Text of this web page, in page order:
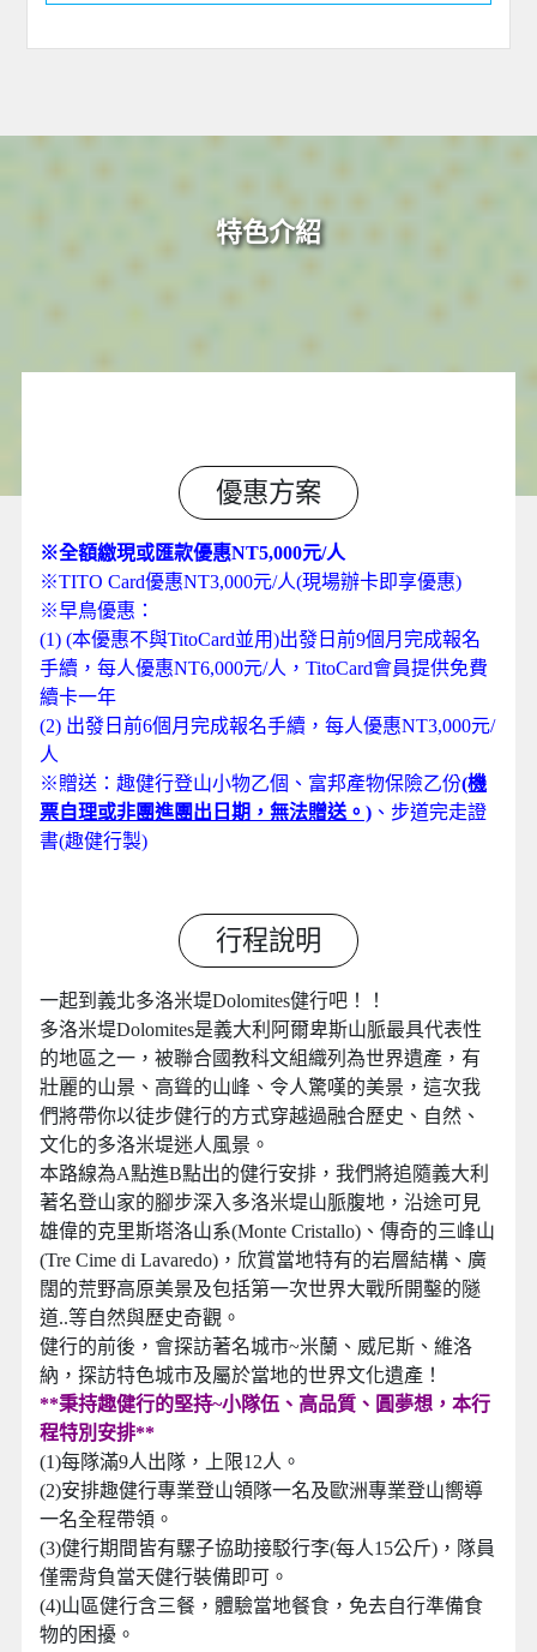
特色介紹
優惠方案
※全額繳現或匯款優惠NT5,000元/人
※TITO Card優惠NT3,000元/人(現場辦卡即享優惠)
※早鳥優惠：
(1) (本優惠不與TitoCard並用)出發日前9個月完成報名
手續，每人優惠NT6,000元/人，TitoCard會員提供免費
續卡一年
(2) 出發日前6個月完成報名手續，每人優惠NT3,000元/
人
※贈送：趣健行登山小物乙個、富邦產物保險乙份(機
票自理或非團進團出日期，無法贈送。)、步道完走證
書(趣健行製)
行程說明
一起到義北多洛米堤Dolomites健行吧！！
多洛米堤Dolomites是義大利阿爾卑斯山脈最具代表性
的地區之一，被聯合國教科文組織列為世界遺產，有
壯麗的山景、高聳的山峰、令人驚嘆的美景，這次我
們將帶你以徒步健行的方式穿越過融合歷史、自然、
文化的多洛米堤迷人風景。
本路線為A點進B點出的健行安排，我們將追隨義大利
著名登山家的腳步深入多洛米堤山脈腹地，沿途可見
雄偉的克里斯塔洛山系(Monte Cristallo)、傳奇的三峰山
(Tre Cime di Lavaredo)，欣賞當地特有的岩層結構、廣
闊的荒野高原美景及包括第一次世界大戰所開鑿的隧
道..等自然與歷史奇觀。
健行的前後，會探訪著名城市~米蘭、威尼斯、維洛
納，探訪特色城市及屬於當地的世界文化遺產！
**秉持趣健行的堅持~小隊伍、高品質、圓夢想，本行
程特別安排**
(1)每隊滿9人出隊，上限12人。
(2)安排趣健行專業登山領隊一名及歐洲專業登山嚮導
一名全程帶領。
(3)健行期間皆有騾子協助接駁行李(每人15公斤)，隊員
僅需背負當天健行裝備即可。
(4)山區健行含三餐，體驗當地餐食，免去自行準備食
物的困擾。